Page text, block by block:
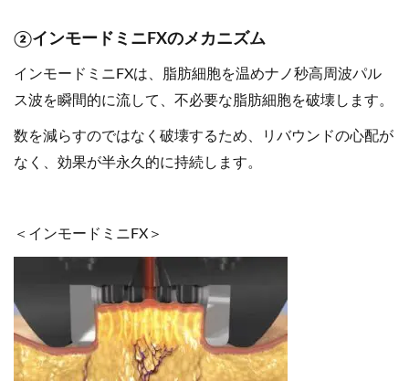
②インモードミニFXのメカニズム
インモードミニFXは、脂肪細胞を温めナノ秒高周波パル
ス波を瞬間的に流して、不必要な脂肪細胞を破壊します。
数を減らすのではなく破壊するため、リバウンドの心配が
なく、効果が半永久的に持続します。
＜インモードミニFX＞